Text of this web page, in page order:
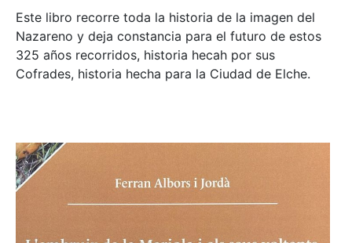
Este libro recorre toda la historia de la imagen del
Nazareno y deja constancia para el futuro de estos
325 años recorridos, historia hecah por sus
Cofrades, historia hecha para la Ciudad de Elche.